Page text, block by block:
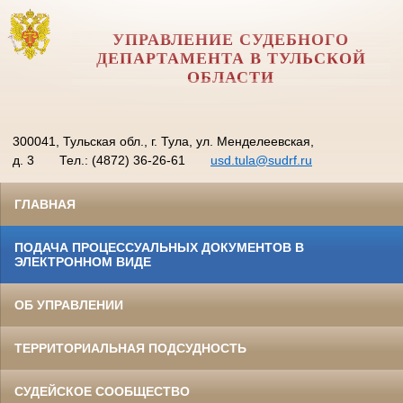
УПРАВЛЕНИЕ СУДЕБНОГО
ДЕПАРТАМЕНТА В ТУЛЬСКОЙ
ОБЛАСТИ
300041, Тульская обл., г. Тула, ул. Менделеевская,
д. 3
Тел.: (4872) 36-26-61 usd.tula@sudrf.ru
ГЛАВНАЯ
ПОДАЧА ПРОЦЕССУАЛЬНЫХ ДОКУМЕНТОВ В
ЭЛЕКТРОННОМ ВИДЕ
ОБ УПРАВЛЕНИИ
ТЕРРИТОРИАЛЬНАЯ ПОДСУДНОСТЬ
СУДЕЙСКОЕ СООБЩЕСТВО